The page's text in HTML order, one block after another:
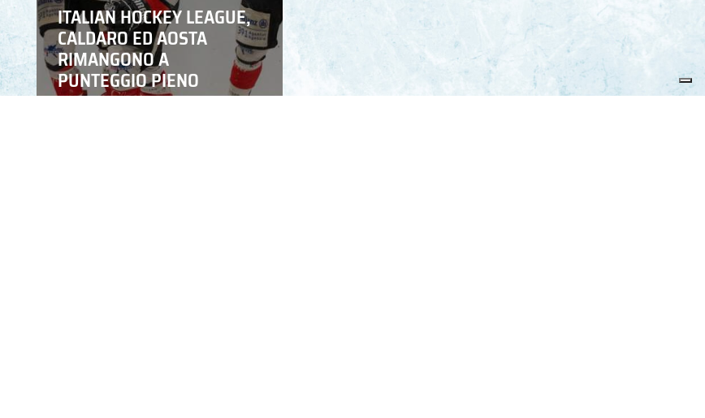
ITALIAN HOCKEY LEAGUE,
CALDARO ED AOSTA
RIMANGONO A
PUNTEGGIO PIENO